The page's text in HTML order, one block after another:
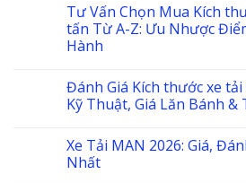
Tư Vấn Chọn Mua Kích
tấn Từ A-Z: Ưu Nhược
Hành
Đánh Giá Kích thước xe
Kỹ Thuật, Giá Lăn Bánh &
Xe Tải MAN 2026: Giá,
Nhất